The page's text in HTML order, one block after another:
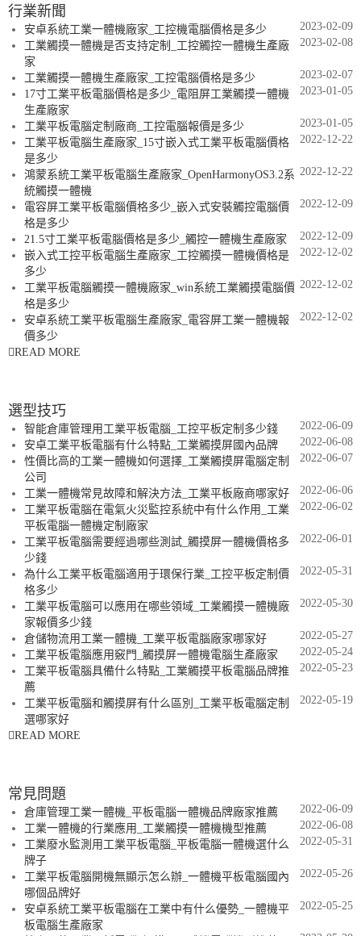
行業新聞
2023-02-09
安卓系統工業一體機廠家_工控機電腦價格是多少
2023-02-08
工業觸摸一體機是否支持定制_工控觸控一體機生產廠
家
2023-02-07
工業觸摸一體機生產廠家_工控電腦價格是多少
2023-01-05
17寸工業平板電腦價格是多少_電阻屏工業觸摸一體機
生產廠家
2023-01-05
工業平板電腦定制廠商_工控電腦報價是多少
2022-12-22
工業平板電腦生產廠家_15寸嵌入式工業平板電腦價格
是多少
2022-12-22
鴻蒙系統工業平板電腦生產廠家_OpenHarmonyOS3.2系
統觸摸一體機
2022-12-09
電容屏工業平板電腦價格多少_嵌入式安裝觸控電腦價
格是多少
2022-12-09
21.5寸工業平板電腦價格是多少_觸控一體機生產廠家
2022-12-02
嵌入式工控平板電腦生產廠家_工控觸摸一體機價格是
多少
2022-12-02
工業平板電腦觸摸一體機廠家_win系統工業觸摸電腦價
格是多少
2022-12-02
安卓系統工業平板電腦生產廠家_電容屏工業一體機報
價多少
READ MORE
選型技巧
2022-06-09
智能倉庫管理用工業平板電腦_工控平板定制多少錢
2022-06-08
安卓工業平板電腦有什么特點_工業觸摸屏國內品牌
2022-06-07
性價比高的工業一體機如何選擇_工業觸摸屏電腦定制
公司
2022-06-06
工業一體機常見故障和解決方法_工業平板廠商哪家好
2022-06-02
工業平板電腦在電氣火災監控系統中有什么作用_工業
平板電腦一體機定制廠家
2022-06-01
工業平板電腦需要經過哪些測試_觸摸屏一體機價格多
少錢
2022-05-31
為什么工業平板電腦適用于環保行業_工控平板定制價
格多少
2022-05-30
工業平板電腦可以應用在哪些領域_工業觸摸一體機廠
家報價多少錢
2022-05-27
倉儲物流用工業一體機_工業平板電腦廠家哪家好
2022-05-24
工業平板電腦應用竅門_觸摸屏一體機電腦生產廠家
2022-05-23
工業平板電腦具備什么特點_工業觸摸平板電腦品牌推
薦
2022-05-19
工業平板電腦和觸摸屏有什么區別_工業平板電腦定制
選哪家好
READ MORE
常見問題
2022-06-09
倉庫管理工業一體機_平板電腦一體機品牌廠家推薦
2022-06-08
工業一體機的行業應用_工業觸摸一體機機型推薦
2022-05-31
工業廢水監測用工業平板電腦_平板電腦一體機選什么
牌子
2022-05-26
工業平板電腦開機無顯示怎么辦_一體機平板電腦國內
哪個品牌好
2022-05-25
安卓系統工業平板電腦在工業中有什么優勢_一體機平
板電腦生產廠家